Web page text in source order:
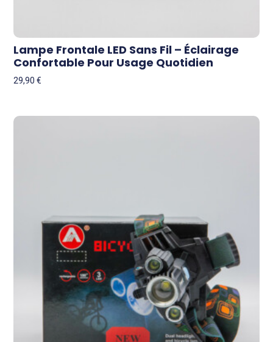
Lampe Frontale LED Sans Fil – Éclairage
Confortable Pour Usage Quotidien
29,90€